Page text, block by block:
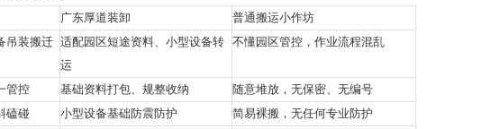
广东厚道装卸
普通搬运小作坊
吊装搬迁 适配园区短途资料、小型设备转
运
不懂园区管控，作业流程混乱
管控 基础资料打包、规整收纳
随意堆放，无保密、无编号
磕碰 小型设备基础防震防护
简易裸搬，无任何专业防护